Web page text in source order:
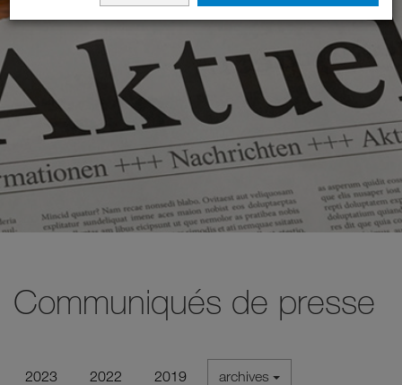
Communiqués de presse
2023 2022 2019 archives